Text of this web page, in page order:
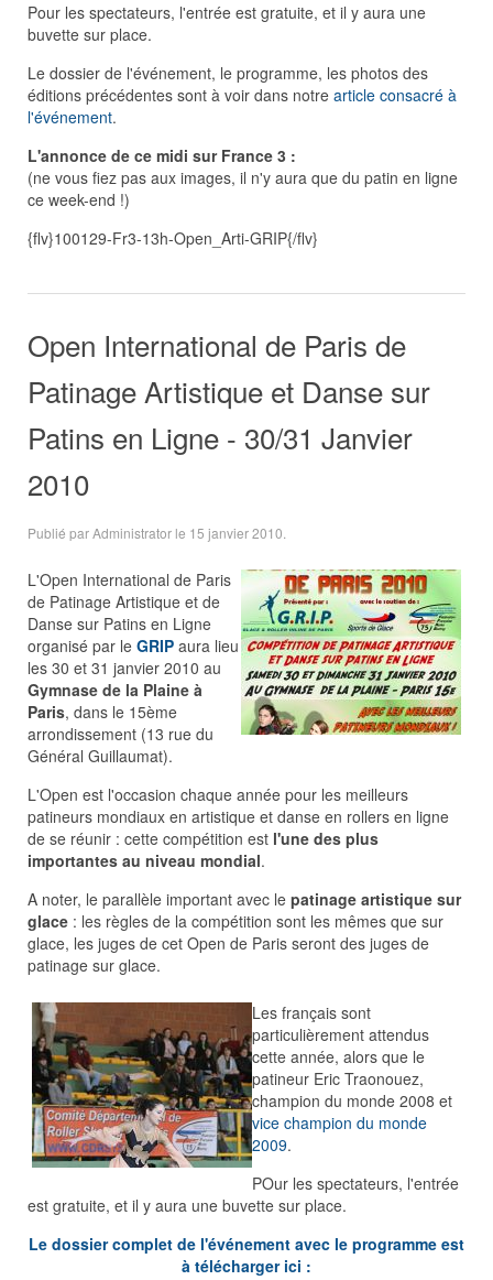
Pour les spectateurs, l'entrée est gratuite, et il y aura une
buvette sur place.
Le dossier de l'événement, le programme, les photos des
éditions précédentes sont à voir dans notre article consacré à
l'événement.
L'annonce de ce midi sur France 3 :
(ne vous fiez pas aux images, il n'y aura que du patin en ligne
ce week-end !)
{flv}100129-Fr3-13h-Open_Arti-GRIP{/flv}
Open International de Paris de
Patinage Artistique et Danse sur
Patins en Ligne - 30/31 Janvier
2010
Publié par Administrator le 15 janvier 2010
L'Open International de Paris
de Patinage Artistique et de
Danse sur Patins en Ligne
organisé par le GRIP aura lieu
les 30 et 31 janvier 2010 au
Gymnase de la Plaine à
Paris, dans le 15ème
arrondissement (13 rue du
Général Guillaumat).
L'Open est l'occasion chaque année pour les meilleurs
patineurs mondiaux en artistique et danse en rollers en ligne
de se réunir : cette compétition est l'une des plus
importantes au niveau mondial.
A noter, le parallèle important avec le patinage artistique sur
glace : les règles de la compétition sont les mêmes que sur
glace, les juges de cet Open de Paris seront des juges de
patinage sur glace.
Les français sont
particulièrement attendus
cette année, alors que le
patineur Eric Traonouez,
champion du monde 2008 et
vice champion du monde
2009.
POur les spectateurs, l'entrée
est gratuite, et il y aura une buvette sur place.
Le dossier complet de l'événement avec le programme est
à télécharger ici :